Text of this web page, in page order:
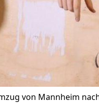
von Mannheim